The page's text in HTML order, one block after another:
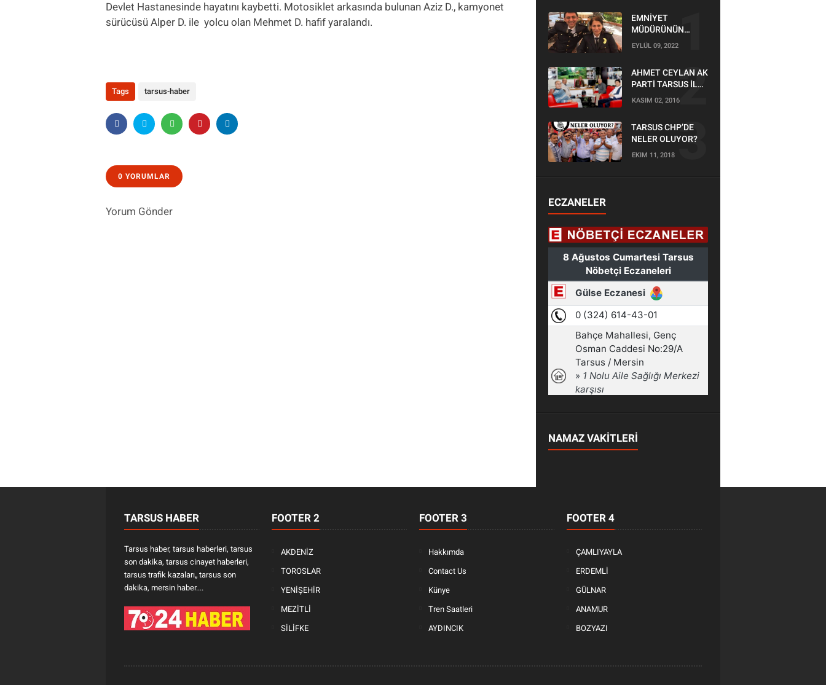
Devlet Hastanesinde hayatını kaybetti. Motosiklet arkasında bulunan Aziz D., kamyonet
sürücüsü Alper D. ile yolcu olan Mehmet D. hafif yaralandı.
Tags tarsus-haber
0 YORUMLAR
Yorum Gönder
EMNİYET
MÜDÜRÜNÜN
OĞLU KAZADA
EYLÜL 09, 2022
AHMET CEYLAN AK
PARTİ TARSUS İLÇE
BAŞKANLIĞI İÇİN
KASIM 02, 2016
TARSUS CHP’DE
NELER OLUYOR?
EKIM 11, 2018
ECZANELER
NAMAZ VAKİTLERİ
TARSUS HABER
Tarsus haber, tarsus haberleri, tarsus
son dakika, tarsus cinayet haberleri,
tarsus trafik kazaları„ tarsus son
dakika, mersin haber....
FOOTER 2
AKDENİZ
TOROSLAR
YENİŞEHİR
MEZİTLİ
SİLİFKE
FOOTER 3
Hakkımda
Contact Us
Künye
Tren Saatleri
AYDINCIK
FOOTER 4
ÇAMLIYAYLA
ERDEMLİ
GÜLNAR
ANAMUR
BOZYAZI